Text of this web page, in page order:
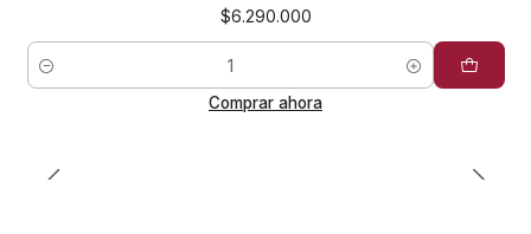
$6.290.000
Cantidad
Comprar ahora